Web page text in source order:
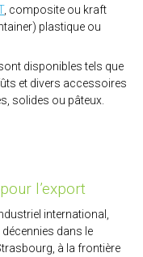
, composite ou kraft
plastique ou
disponibles tels que
et divers accessoires
solides ou pâteux.
l’export
international,
dans le
à la frontière